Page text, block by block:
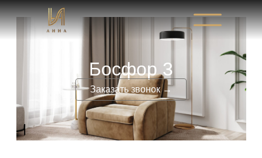
Босфор 3
Заказать звонок →